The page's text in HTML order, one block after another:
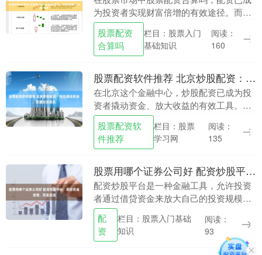
为投资者实现财富倍增的有效途径。而皆
选配资以其稳健可靠、收益可观的特点，
成为炒股配资的首选平台。 3. 信誉和声
誉：查看代理....
股票配资
合算吗
栏目：股票入门
基础知识
阅读：
160
股票配资软件推荐 北京炒股配资：轻松撬动资金，把握投资良机
在北京这个金融中心，炒股配资已成为投
资者撬动资金、放大收益的有效工具。配
资是指投资者通过借贷资金，扩大炒股资
金规模的一种方式。 浙江的专业股票配资
公司拥有经验丰....
股票配资软
件推荐
栏目：股票
学习网
阅读：
135
股票用哪个证券公司好 配资炒股平台：助你资金倍增，财富自由
配资炒股平台是一种金融工具，允许投资
者通过借贷资金来放大自己的投资规模。
这可以帮助投资者在短时间内获得更高的
收益股票用哪个证券公司好，但同时也会
带来更高的风险。....
配
资
栏目：股票入门基础
知识
阅读：
93